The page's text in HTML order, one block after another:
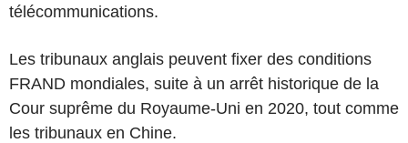
télécommunications.
Les tribunaux anglais peuvent fixer des conditions
FRAND mondiales, suite à un arrêt historique de la
Cour suprême du Royaume-Uni en 2020, tout comme
les tribunaux en Chine.